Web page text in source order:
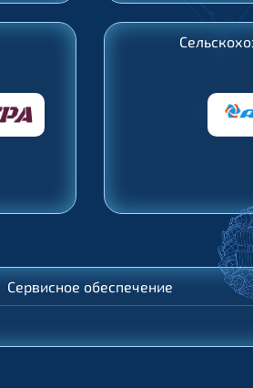
Сервисное обеспечение